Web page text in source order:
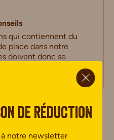
qui contiennent du
place dans notre
doivent donc se
de réduction
notre newsletter